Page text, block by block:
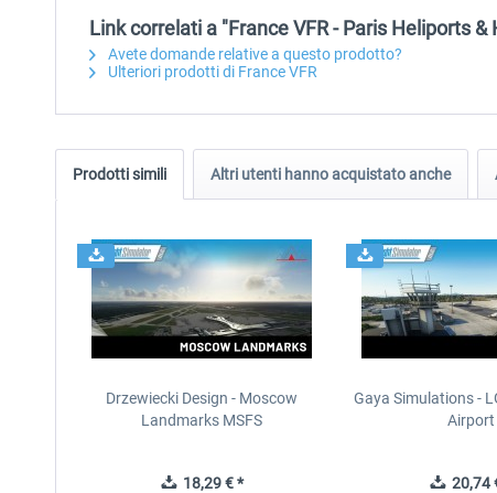
Link correlati a "France VFR - Paris Heliports &
Avete domande relative a questo prodotto?
Ulteriori prodotti di France VFR
Prodotti simili Altri utenti hanno acquistato anche
Drzewiecki Design - Moscow
Landmarks MSFS
18,29 € *
Gaya Simulations -
Airport
20,74